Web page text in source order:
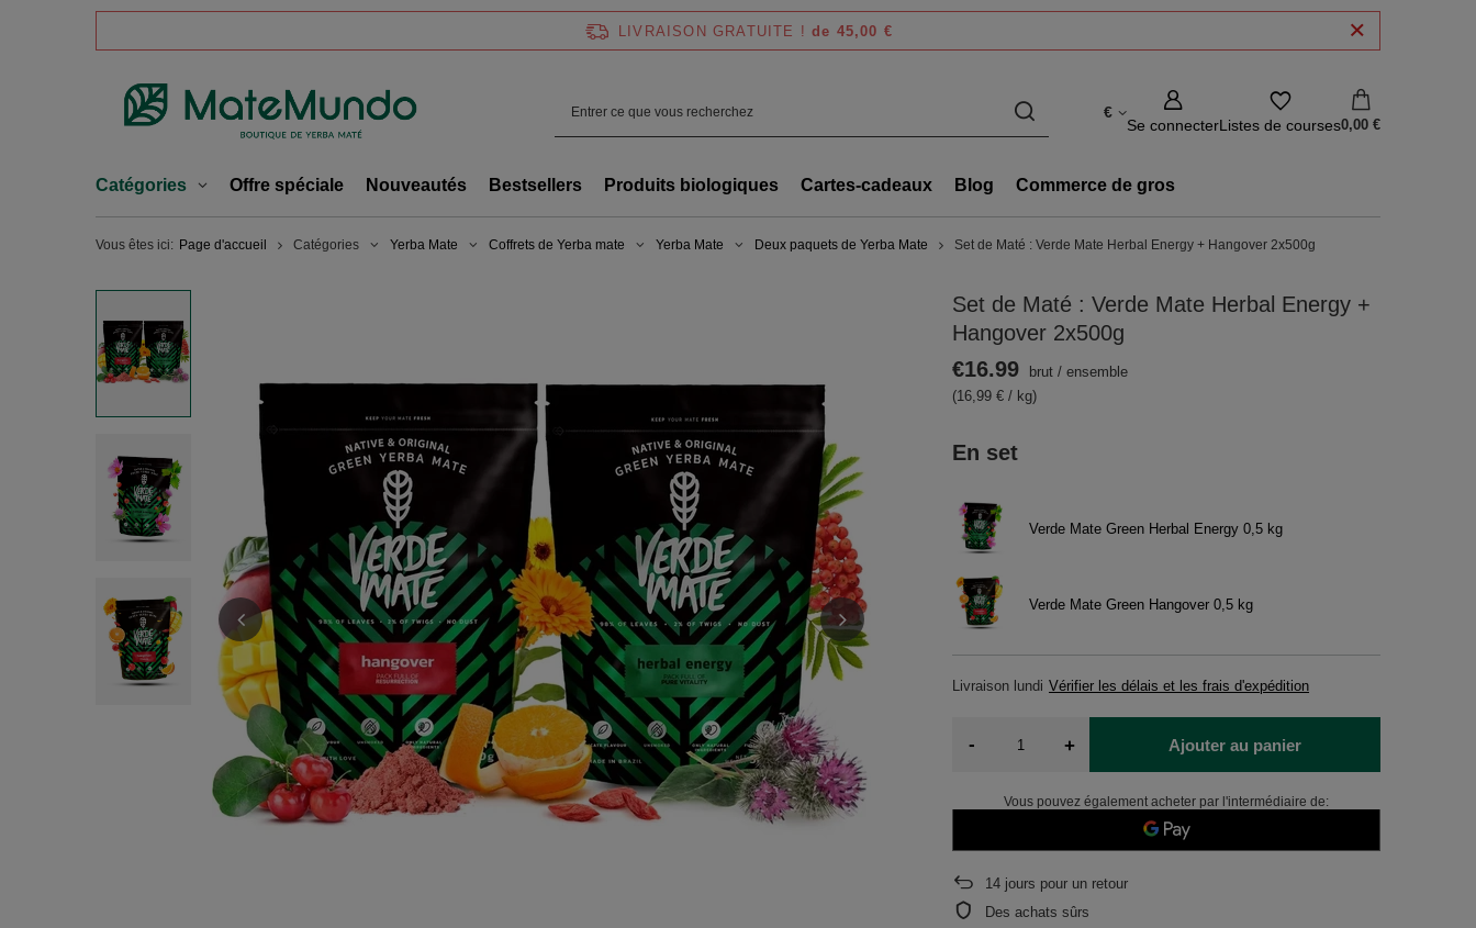
LIVRAISON GRATUITE ! de 45,00 €
€
Se connecterListes de courses0,00 €
Catégories Offre spéciale Nouveautés Bestsellers Produits biologiques Cartes-cadeaux Blog Commerce de gros
Vous êtes ici: Page d'accueil Catégories Yerba Mate Coffrets de Yerba mate Yerba Mate Deux paquets de Yerba Mate Set de Maté : Verde Mate Herbal Energy + Hangover 2x500g
Set de Maté : Verde Mate Herbal Energy +
Hangover 2x500g
En set
Verde Mate Green Herbal Energy 0,5 kg
Verde Mate Green Hangover 0,5 kg
Livraison lundi Vérifier les délais et les frais d'expédition
€16.99 brut /ensemble
(16,99 € / kg)
- + Ajouter au panier
Vous pouvez également acheter par l'intermédiaire de:
14 jours pour un retour
Des achats sûrs